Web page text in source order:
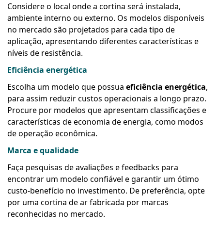
Considere o local onde a cortina será instalada,
ambiente interno ou externo. Os modelos disponíveis
no mercado são projetados para cada tipo de
aplicação, apresentando diferentes características e
níveis de resistência.
Eficiência energética
Escolha um modelo que possua eficiência energética,
para assim reduzir custos operacionais a longo prazo.
Procure por modelos que apresentam classificações e
características de economia de energia, como modos
de operação econômica.
Marca e qualidade
Faça pesquisas de avaliações e feedbacks para
encontrar um modelo confiável e garantir um ótimo
custo-benefício no investimento. De preferência, opte
por uma cortina de ar fabricada por marcas
reconhecidas no mercado.